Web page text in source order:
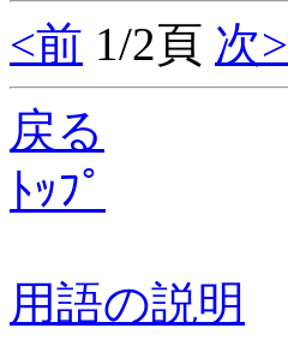
<前 1/2頁 次>
戻る
ﾄｯﾌﾟ
用語の説明